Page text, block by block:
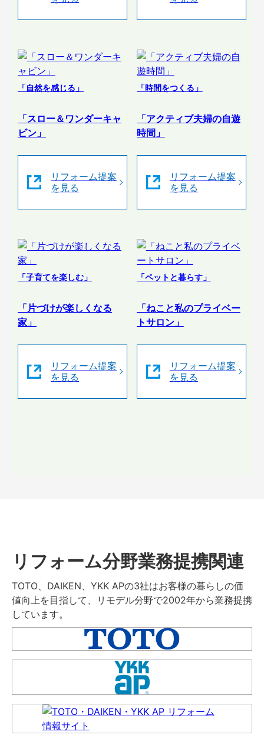
「自然を感じる」
「スロー＆ワンダーキャ
ビン」
リフォーム提案
を見る
「時間をつくる」
「アクティブ夫婦の自遊
時間」
リフォーム提案
を見る
「子育てを楽しむ」
「片づけが楽しくなる
家」
リフォーム提案
を見る
「ペットと暮らす」
「ねこと私のプライベー
トサロン」
リフォーム提案
を見る
リフォーム分野業務提携関連
TOTO、DAIKEN、YKK APの3社はお客様の暮らしの価
値向上を目指して、リモデル分野で2002年から業務提携
しています。